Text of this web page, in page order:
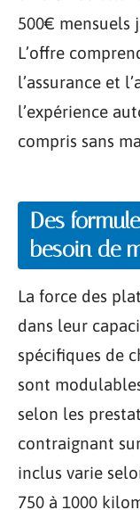
500€ mensuels
L’offre
l’assurance et
l’expérience
compris sans
Des
besoin de
La force des
dans leur
spécifiques de
sont
selon les
contraignant
inclus varie
750 à 1000